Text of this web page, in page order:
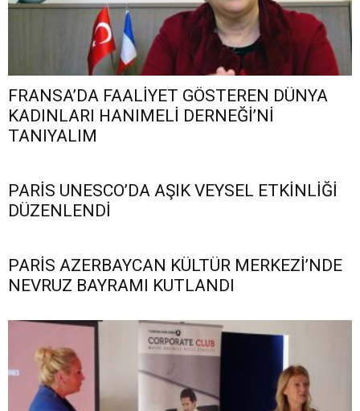
FRANSA’DA FAALİYET GÖSTEREN DÜNYA
KADINLARI HANIMELİ DERNEĞİ’Nİ
TANIYALIM
PARİS UNESCO’DA AŞIK VEYSEL ETKİNLİĞİ
DÜZENLENDİ
PARİS AZERBAYCAN KÜLTÜR MERKEZİ’NDE
NEVRUZ BAYRAMI KUTLANDI